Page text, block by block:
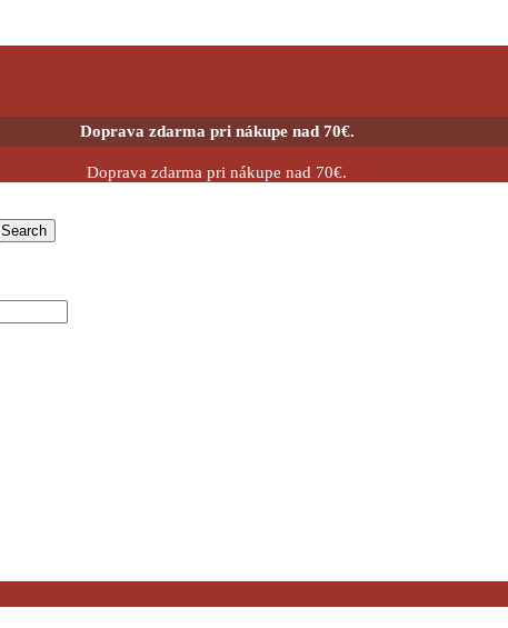
Doprava zdarma pri nákupe nad 70€.
Doprava zdarma pri nákupe nad 70€.
Search